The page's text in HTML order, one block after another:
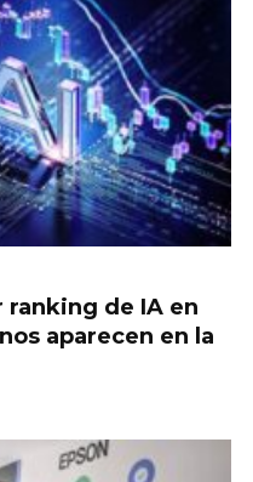
de IA en
aparecen en la